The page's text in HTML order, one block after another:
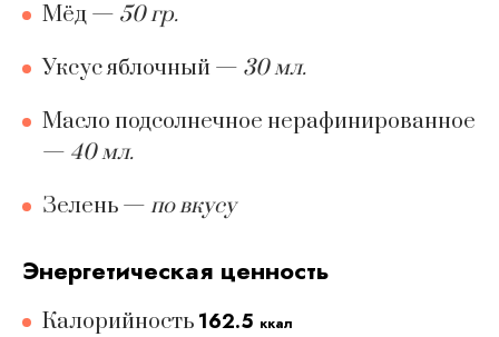
Мёд — 50 гр.
Уксус яблочный — 30 мл.
Масло подсолнечное нерафинированное
— 40 мл.
Зелень — по вкусу
Энергетическая ценность
Калорийность 162.5 ккал